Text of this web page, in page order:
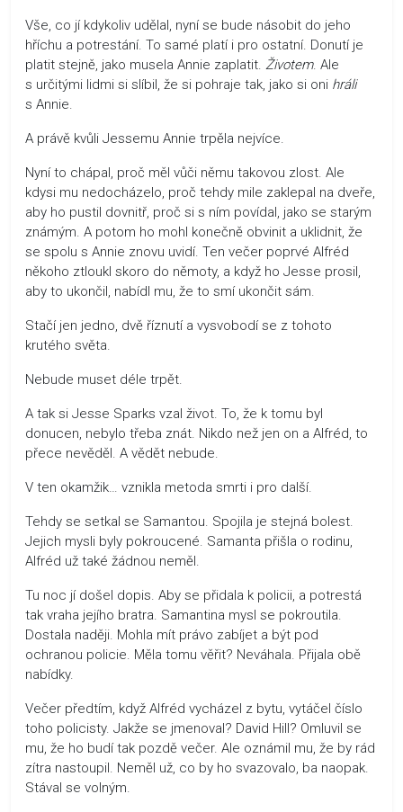
Vše, co jí kdykoliv udělal, nyní se bude násobit do jeho
hříchu a potrestání. To samé platí i pro ostatní. Donutí je
platit stejně, jako musela Annie zaplatit. Životem. Ale
s určitými lidmi si slíbil, že si pohraje tak, jako si oni hráli
s Annie.
A právě kvůli Jessemu Annie trpěla nejvíce.
Nyní to chápal, proč měl vůči němu takovou zlost. Ale
kdysi mu nedocházelo, proč tehdy mile zaklepal na dveře,
aby ho pustil dovnitř, proč si s ním povídal, jako se starým
známým. A potom ho mohl konečně obvinit a uklidnit, že
se spolu s Annie znovu uvidí. Ten večer poprvé Alfréd
někoho ztloukl skoro do němoty, a když ho Jesse prosil,
aby to ukončil, nabídl mu, že to smí ukončit sám.
Stačí jen jedno, dvě říznutí a vysvobodí se z tohoto
krutého světa.
Nebude muset déle trpět.
A tak si Jesse Sparks vzal život. To, že k tomu byl
donucen, nebylo třeba znát. Nikdo než jen on a Alfréd, to
přece nevěděl. A vědět nebude.
V ten okamžik… vznikla metoda smrti i pro další.
Tehdy se setkal se Samantou. Spojila je stejná bolest.
Jejich mysli byly pokroucené. Samanta přišla o rodinu,
Alfréd už také žádnou neměl.
Tu noc jí došel dopis. Aby se přidala k policii, a potrestá
tak vraha jejího bratra. Samantina mysl se pokroutila.
Dostala naději. Mohla mít právo zabíjet a být pod
ochranou policie. Měla tomu věřit? Neváhala. Přijala obě
nabídky.
Večer předtím, když Alfréd vycházel z bytu, vytáčel číslo
toho policisty. Jakže se jmenoval? David Hill? Omluvil se
mu, že ho budí tak pozdě večer. Ale oznámil mu, že by rád
zítra nastoupil. Neměl už, co by ho svazovalo, ba naopak.
Stával se volným.